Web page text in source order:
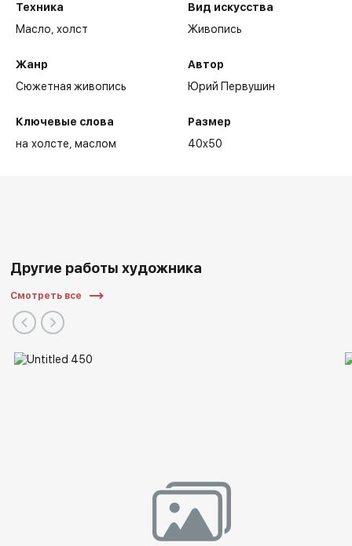
Техника
Масло,холст
Жанр
Сюжетная живопись
Ключевые слова
на холсте маслом
Вид искусства
Живопись
Автор
Юрий Первушин
Размер
40x50
Музей Бенуа (ГМЗ «Петергоф»),
Другие работы художника
Смотреть все